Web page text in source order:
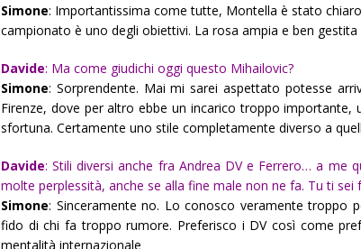
Simone: Importantissima come tutte, Montella è stato
campionato è uno degli obiettivi. La rosa ampia e ben
Davide: Ma come giudichi oggi questo Mihailovic?
Simone: Sorprendente. Mai mi sarei aspettato potesse
Firenze, dove per altro ebbe un incarico troppo importante,
sfortuna. Certamente uno stile completamente diverso a
Davide: Stili diversi anche fra Andrea DV e Ferrero… a me
molte perplessità, anche se alla fine male non ne fa. Tu ti sei
Simone: Sinceramente no. Lo conosco veramente troppo
fido di chi fa troppo rumore. Preferisco i DV così come
mentalità internazionale